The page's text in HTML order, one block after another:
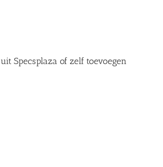
Specsplaza of zelf toevoegen